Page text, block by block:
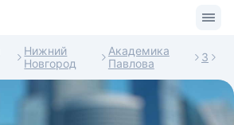
Нижний
Новгород
Академика
Павлова
3